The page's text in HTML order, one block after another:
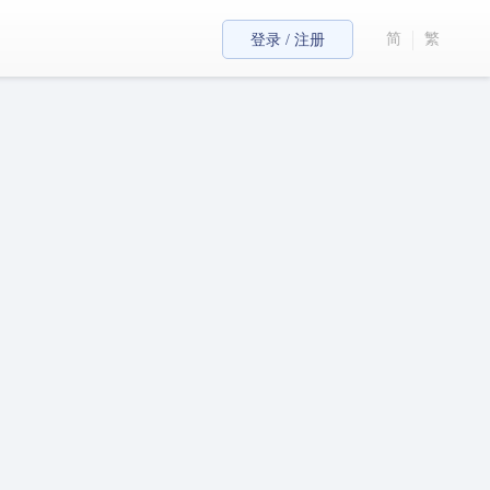
登录 / 注册 简 繁